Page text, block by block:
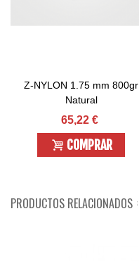
Z-NYLON 1.75 mm 800gr
Natural
65,22 €
COMPRAR
PRODUCTOS RELACIONADOS